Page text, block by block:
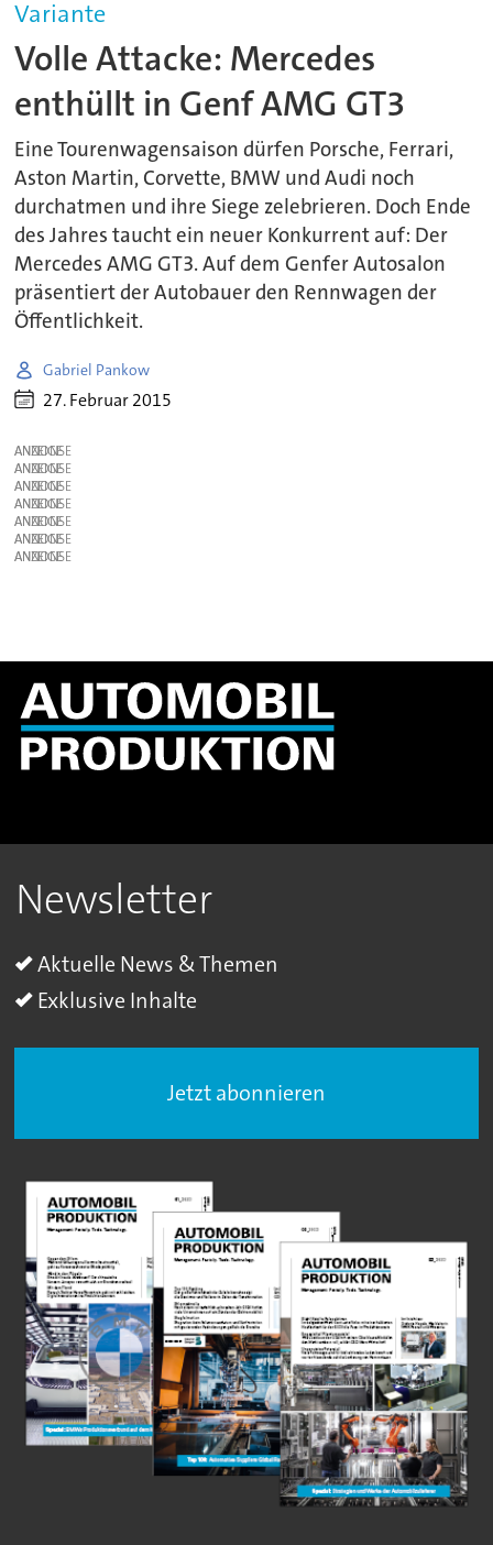
Variante
Volle Attacke: Mercedes
enthüllt in Genf AMG GT3
Eine Tourenwagensaison dürfen Porsche, Ferrari,
Aston Martin, Corvette, BMW und Audi noch
durchatmen und ihre Siege zelebrieren. Doch Ende
des Jahres taucht ein neuer Konkurrent auf: Der
Mercedes AMG GT3. Auf dem Genfer Autosalon
präsentiert der Autobauer den Rennwagen der
Öffentlichkeit.
Gabriel Pankow
27. Februar 2015
ANZEIGE
ANZEIGE
ANZEIGE
ANZEIGE
ANZEIGE
ANZEIGE
ANZEIGE
Newsletter
Aktuelle News & Themen
Exklusive Inhalte
Jetzt abonnieren